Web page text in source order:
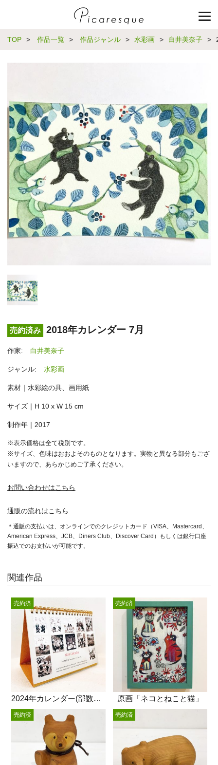
TOP > 作品一覧 > 作品ジャンル > 水彩画 > 白井美奈子 >
売約済み 2018年カレンダー 7月
作家: 白井美奈子
ジャンル: 水彩画
素材｜水彩絵の具、画用紙
サイズ｜H 10 x W 15 cm
制作年｜2017
※表示価格は全て税別です。
※サイズ、色味はおおよそのものとなります。実物と異なる部分もござ
いますので、あらかじめご了承ください。
お問い合わせはこちら
通販の流れはこちら
＊通販の支払いは、オンラインでのクレジットカード（VISA、Mastercard、
American Express、JCB、Diners Club、Discover Card）もしくは銀行口座
振込でのお支払いが可能です。
関連作品
2024年カレンダー(部数限定)
売約済
原画「ネコとねこと猫」
売約済
売約済 売約済